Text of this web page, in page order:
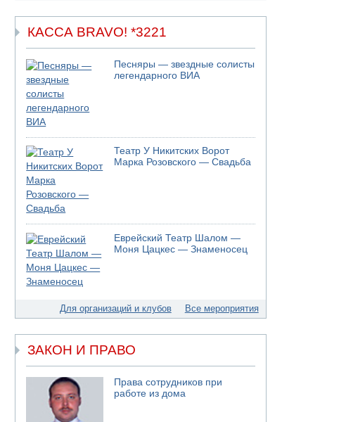
КАССА BRAVO! *3221
Песняры — звездные солисты
легендарного ВИА
Театр У Никитских Ворот
Марка Розовского — Свадьба
Еврейский Театр Шалом —
Моня Цацкес — Знаменосец
Для организаций и клубов Все мероприятия
ЗАКОН И ПРАВО
Права сотрудников при
работе из дома